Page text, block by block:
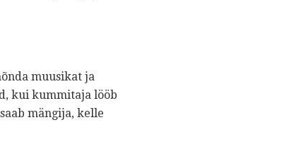
muusikat ja
kui kummitaja lööb
mängija, kelle